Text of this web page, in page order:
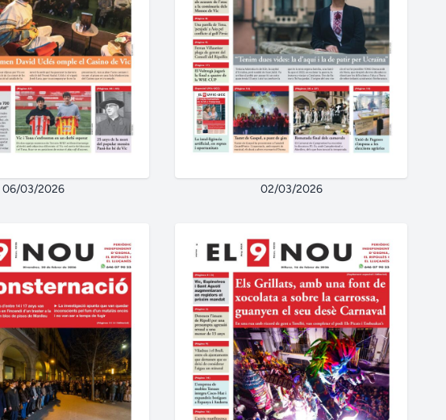
06/03/2026 02/03/2026